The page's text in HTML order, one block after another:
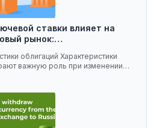
ставки влияет на
рынок:…
облигаций Характеристики
важную роль при изменении